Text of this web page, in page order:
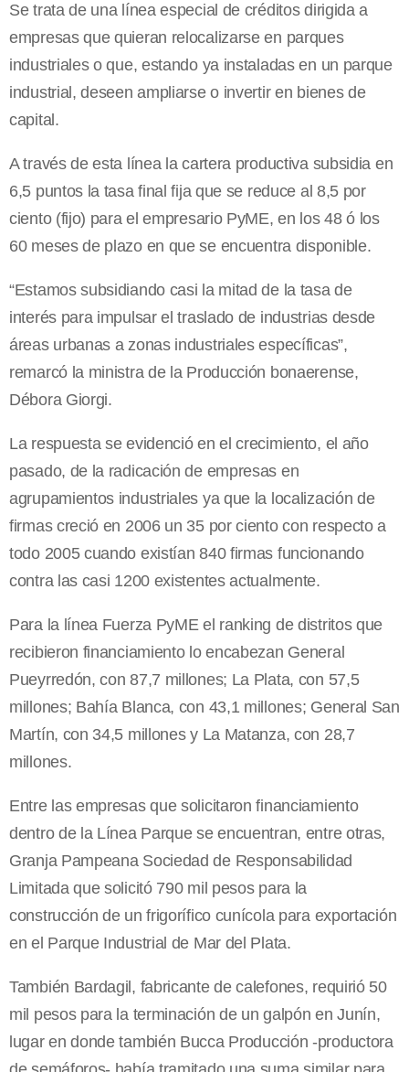
Se trata de una línea especial de créditos dirigida a
empresas que quieran relocalizarse en parques
industriales o que, estando ya instaladas en un parque
industrial, deseen ampliarse o invertir en bienes de
capital.
A través de esta línea la cartera productiva subsidia en
6,5 puntos la tasa final fija que se reduce al 8,5 por
ciento (fijo) para el empresario PyME, en los 48 ó los
60 meses de plazo en que se encuentra disponible.
“Estamos subsidiando casi la mitad de la tasa de
interés para impulsar el traslado de industrias desde
áreas urbanas a zonas industriales específicas”,
remarcó la ministra de la Producción bonaerense,
Débora Giorgi.
La respuesta se evidenció en el crecimiento, el año
pasado, de la radicación de empresas en
agrupamientos industriales ya que la localización de
firmas creció en 2006 un 35 por ciento con respecto a
todo 2005 cuando existían 840 firmas funcionando
contra las casi 1200 existentes actualmente.
Para la línea Fuerza PyME el ranking de distritos que
recibieron financiamiento lo encabezan General
Pueyrredón, con 87,7 millones; La Plata, con 57,5
millones; Bahía Blanca, con 43,1 millones; General San
Martín, con 34,5 millones y La Matanza, con 28,7
millones.
Entre las empresas que solicitaron financiamiento
dentro de la Línea Parque se encuentran, entre otras,
Granja Pampeana Sociedad de Responsabilidad
Limitada que solicitó 790 mil pesos para la
construcción de un frigorífico cunícola para exportación
en el Parque Industrial de Mar del Plata.
También Bardagil, fabricante de calefones, requirió 50
mil pesos para la terminación de un galpón en Junín,
lugar en donde también Bucca Producción -productora